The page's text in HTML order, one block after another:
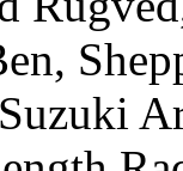
,
Suzuki